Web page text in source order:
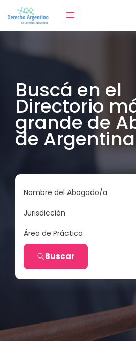
Buscá en el
Directorio
grande de
de Argentina
Nombre del Abogado/a
Jurisdicción
Área de Práctica
Buscar